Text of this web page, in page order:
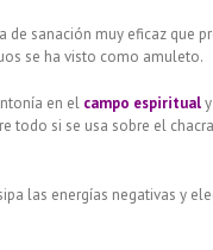
de sanación muy eficaz que
se ha visto como amuleto.
en el campo espiritual
todo si se usa sobre el
las energías negativas y